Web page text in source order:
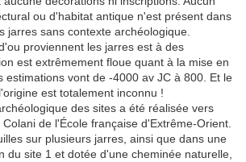
ou d'habitat antique n'est présent dans
jarres sans contexte archéologique.
proviennent les jarres est à des
est extrêmement floue quant à la mise en
estimations vont de -4000 av JC à 800. Et le
est totalement inconnu !
des sites a été réalisée vers
de l'École française d'Extrême-Orient.
sur plusieurs jarres, ainsi que dans une
du site 1 et dotée d'une cheminée naturelle,